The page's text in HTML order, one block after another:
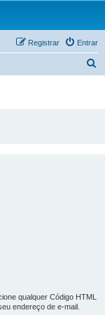
Entrar
Registrar
qualquer Código HTML
endereço de e-mail.